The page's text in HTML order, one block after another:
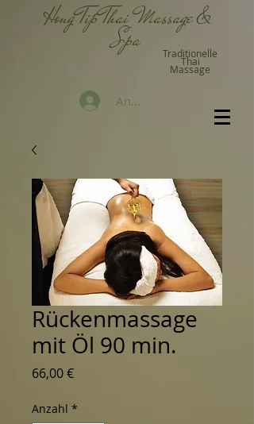
Hong Tip Thai Massage &
Spa Traditionelle
Thai
Massage
Anmelden
Rückenmassage
mit Öl 90 min.
66,00 €Preis
Anzahl *